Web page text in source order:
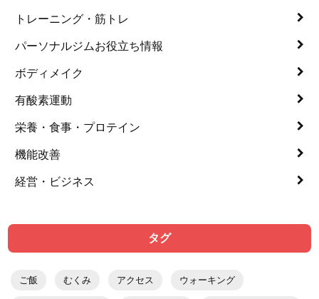
トレーニング・筋トレ
パーソナルジムお役立ち情報
ボディメイク
有酸素運動
栄養・食事・プロテイン
機能改善
経営・ビジネス
タグ
ご飯 むくみ アクセス ウォーキング